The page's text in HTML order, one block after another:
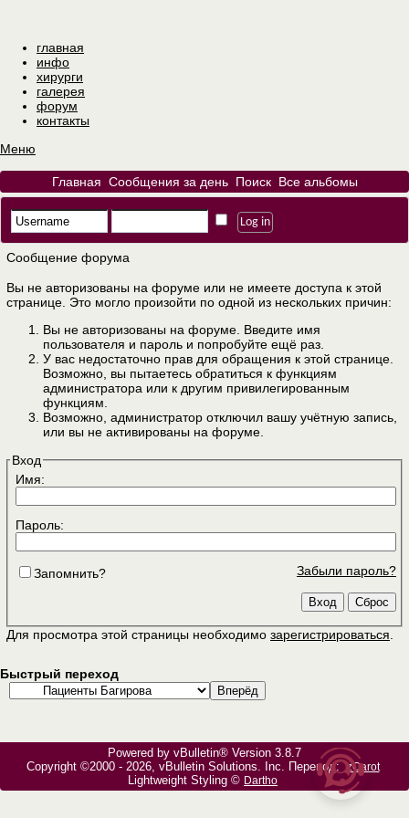
главная
инфо
хирурги
галерея
форум
контакты
Меню
Главная Сообщения за день Поиск Все альбомы
Сообщение форума
Вы не авторизованы на форуме или не имеете доступа к этой
странице. Это могло произойти по одной из нескольких причин:
Вы не авторизованы на форуме. Введите имя
пользователя и пароль и попробуйте ещё раз.
У вас недостаточно прав для обращения к этой странице.
Возможно, вы пытаетесь обратиться к функциям
администратора или к другим привилегированным
функциям.
Возможно, администратор отключил вашу учётную запись,
или вы не активированы на форуме.
Вход
Имя:
Пароль:
Забыли пароль?
Запомнить?
Для просмотра этой страницы необходимо зарегистрироваться
Быстрый переход
Powered by vBulletin® Version 3.8.7
Copyright ©2000 - 2026, vBulletin Solutions, Inc. Перевод: zCarot
Lightweight Styling © Dartho